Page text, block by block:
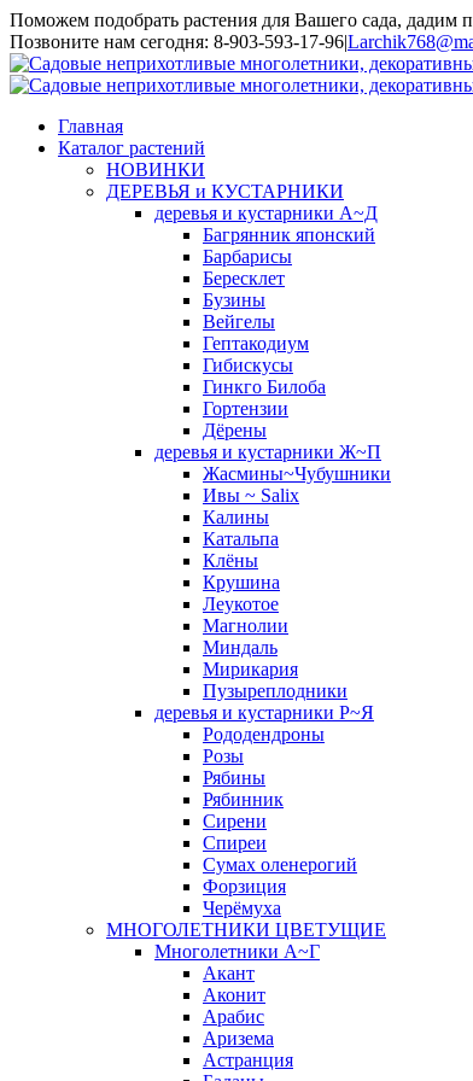
Поможем подобрать растения для Вашего сада, дадим
Toggle
SlidingBar
Area
Позвоните нам сегодня: 8-903-593-17-96|
Главная
Каталог растений
НОВИНКИ
ДЕРЕВЬЯ и КУСТАРНИКИ
деревья и кустарники А~Д
Багрянник японский
Барбарисы
Бересклет
Бузины
Вейгелы
Гептакодиум
Гибискусы
Гинкго Билоба
Гортензии
Дёрены
деревья и кустарники Ж~П
Жасмины~Чубушники
Ивы ~ Salix
Калины
Катальпа
Клёны
Крушина
Леукотое
Магнолии
Миндаль
Мирикария
Пузыреплодники
деревья и кустарники Р~Я
Рододендроны
Розы
Рябины
Рябинник
Сирени
Спиреи
Сумах оленерогий
Форзиция
Черёмуха
МНОГОЛЕТНИКИ ЦВЕТУЩИЕ
Многолетники А~Г
Акант
Аконит
Арабис
Аризема
Астранция